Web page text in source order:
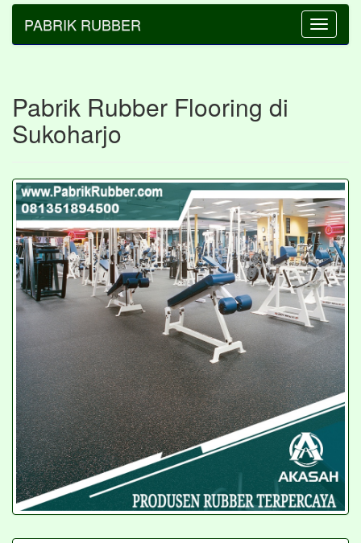
Toggle
PABRIK RUBBER
Pabrik Rubber Flooring di
Sukoharjo